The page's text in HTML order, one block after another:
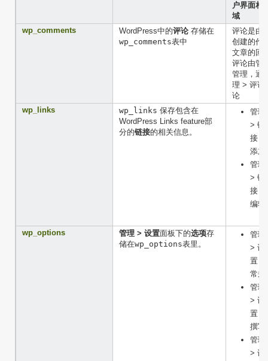
户界面相
域
wp_comments
WordPress中的评论 存储在
wp_comments表中
评论是由
创建的作
文章的回
评论由管
管理，通
理 > 评论
论
wp_links
wp_links 保存包含在
WordPress Links feature部
分的链接的相关信息。
管理
> 链
接 >
添加
管理
> 链
接 >
编辑
wp_options 管理 > 设置面板下的选项存
储在wp_options表里。
管理
> 设
置 >
常规
管理
> 设
置 >
撰写
管理
> 设